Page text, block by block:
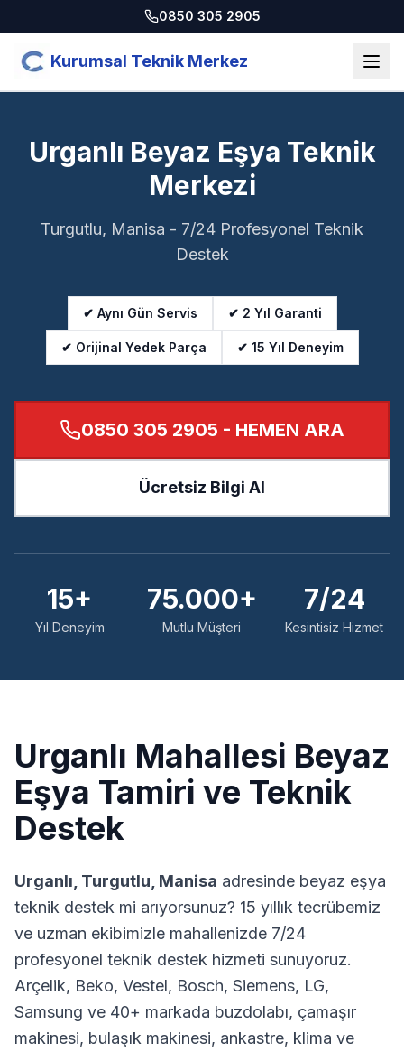
0850 305 2905
Kurumsal Teknik Merkez
Urganlı Beyaz Eşya Teknik
Merkezi
Turgutlu, Manisa - 7/24 Profesyonel Teknik
Destek
✔ Aynı Gün Servis ✔ 2 Yıl Garanti
✔ Orijinal Yedek Parça ✔ 15 Yıl Deneyim
0850 305 2905 - HEMEN ARA
Ücretsiz Bilgi Al
15+
Yıl Deneyim
75.000+
Mutlu Müşteri
7/24
Kesintisiz Hizmet
Urganlı Mahallesi Beyaz
Eşya Tamiri ve Teknik
Destek
Urganlı Turgutlu Manisa adresinde beyaz eşya
teknik destek mi arıyorsunuz? 15 yıllık tecrübemiz
ve uzman ekibimizle mahallenizde 7/24
profesyonel teknik destek hizmeti sunuyoruz.
Arçelik, Beko, Vestel, Bosch, Siemens, LG,
Samsung ve 40+ markada buzdolabı, çamaşır
makinesi, bulaşık makinesi, ankastre, klima ve